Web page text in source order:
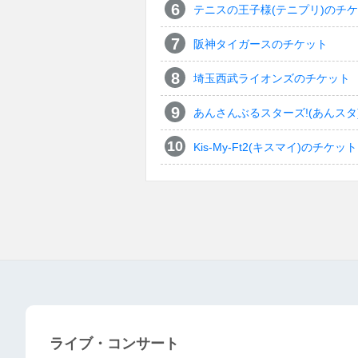
テニスの王子様(テニプリ)のチ
阪神タイガースのチケット
埼玉西武ライオンズのチケット
あんさんぶるスターズ!(あんス
Kis-My-Ft2(キスマイ)のチケット
ライブ・コンサート